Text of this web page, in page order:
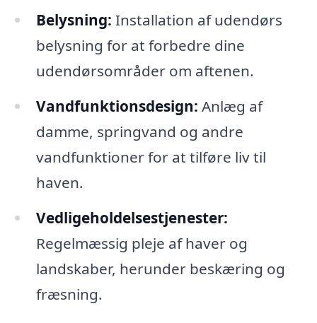
Belysning: Installation af udendørs
belysning for at forbedre dine
udendørsområder om aftenen.
Vandfunktionsdesign: Anlæg af
damme, springvand og andre
vandfunktioner for at tilføre liv til
haven.
Vedligeholdelsestjenester:
Regelmæssig pleje af haver og
landskaber, herunder beskæring og
fræsning.